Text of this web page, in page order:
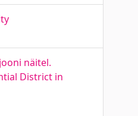
näitel.
District in